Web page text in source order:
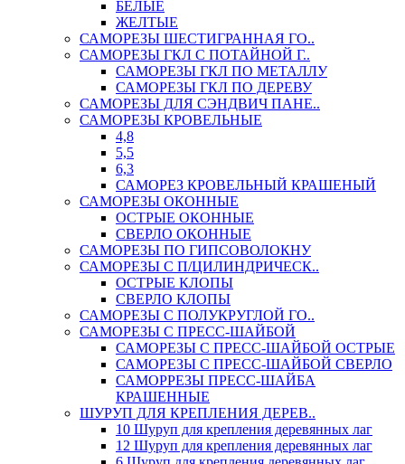
БЕЛЫЕ
ЖЕЛТЫЕ
САМОРЕЗЫ ШЕСТИГРАННАЯ ГО..
САМОРЕЗЫ ГКЛ С ПОТАЙНОЙ Г..
САМОРЕЗЫ ГКЛ ПО МЕТАЛЛУ
САМОРЕЗЫ ГКЛ ПО ДЕРЕВУ
САМОРЕЗЫ ДЛЯ СЭНДВИЧ ПАНЕ..
САМОРЕЗЫ КРОВЕЛЬНЫЕ
4,8
5,5
6,3
САМОРЕЗ КРОВЕЛЬНЫЙ КРАШЕНЫЙ
САМОРЕЗЫ ОКОННЫЕ
ОСТРЫЕ ОКОННЫЕ
СВЕРЛО ОКОННЫЕ
САМОРЕЗЫ ПО ГИПСОВОЛОКНУ
САМОРЕЗЫ С П/ЦИЛИНДРИЧЕСК..
ОСТРЫЕ КЛОПЫ
СВЕРЛО КЛОПЫ
САМОРЕЗЫ С ПОЛУКРУГЛОЙ ГО..
САМОРЕЗЫ С ПРЕСС-ШАЙБОЙ
САМОРЕЗЫ С ПРЕСС-ШАЙБОЙ ОСТРЫЕ
САМОРЕЗЫ С ПРЕСС-ШАЙБОЙ СВЕРЛО
САМОРРЕЗЫ ПРЕСС-ШАЙБА
КРАШЕННЫЕ
ШУРУП ДЛЯ КРЕПЛЕНИЯ ДЕРЕВ..
10 Шуруп для крепления деревянных лаг
12 Шуруп для крепления деревянных лаг